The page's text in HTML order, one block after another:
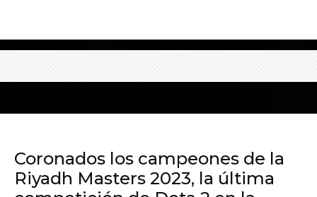
Coronados los campeones de la
Riyadh Masters 2023, la última